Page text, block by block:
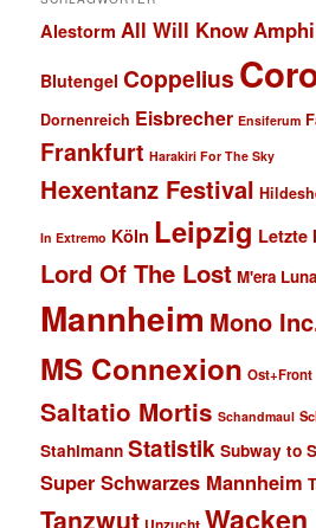
Alestorm All Will Know
Blutengel Coppelius
Dornenreich Eisbrecher Ensiferum
Frankfurt Harakiri For The Sky
Hexentanz Festival
In Extremo Köln Leipzig Letzte
Lord Of The Lost M'era
Mannheim Mono
MS Connexion Ost+Front
Saltatio Mortis Schandmaul
Stahlmann Statistik Subway to
Super Schwarzes Mannheim
Wacken